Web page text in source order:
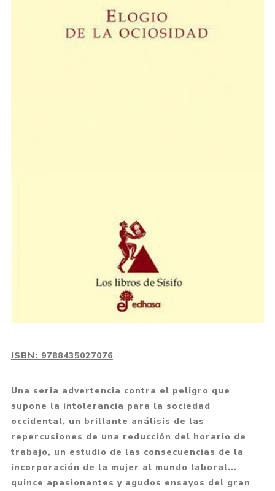
ISBN: 9788435027076
Una seria advertencia contra el peligro que
supone la intolerancia para la sociedad
occidental, un brillante análisis de las
repercusiones de una reducción del horario de
trabajo, un estudio de las consecuencias de la
incorporación de la mujer al mundo laboral...
quince apasionantes y agudos ensayos del gran